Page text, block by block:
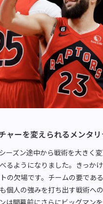
ャーを変えられるメンタ
ーズン途中から戦術を大きく
るようになりました。きっか
の欠場です。チームの要であ
個人の強みを打ち出す戦術へ